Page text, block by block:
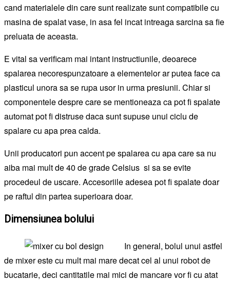
cand materialele din care sunt realizate sunt compatibile cu
masina de spalat vase, in asa fel incat intreaga sarcina sa fie
preluata de aceasta.
E vital sa verificam mai intant instructiunile, deoarece
spalarea necorespunzatoare a elementelor ar putea face ca
plasticul unora sa se rupa usor in urma presiunii. Chiar si
componentele despre care se mentioneaza ca pot fi spalate
automat pot fi distruse daca sunt supuse unui ciclu de
spalare cu apa prea calda.
Unii producatori pun accent pe spalarea cu apa care sa nu
aiba mai mult de 40 de grade Celsius si sa se evite
procedeul de uscare. Accesoriile adesea pot fi spalate doar
pe raftul din partea superioara doar.
Dimensiunea bolului
In general, bolul unui astfel
de mixer este cu mult mai mare decat cel al unui robot de
bucatarie, deci cantitatile mai mici de mancare vor fi cu atat